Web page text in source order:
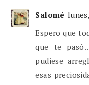
Salomé
Espero que
que te
pudiese
esas